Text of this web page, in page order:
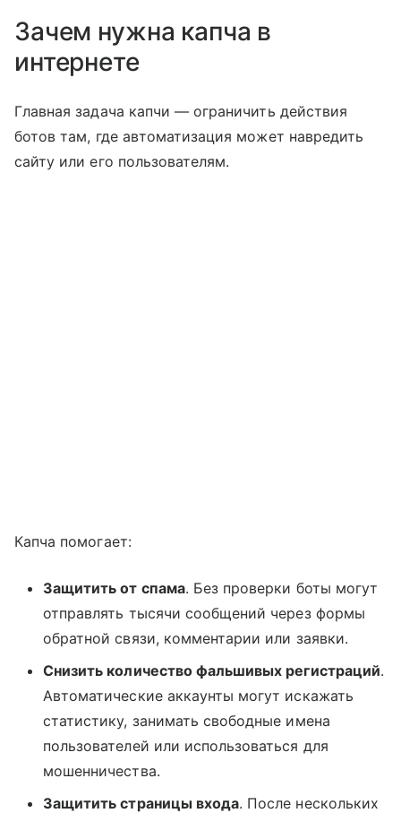
Зачем нужна капча в
интернете
Главная задача капчи — ограничить действия
ботов там, где автоматизация может навредить
сайту или его пользователям.
Капча помогает:
Защитить от спама. Без проверки боты могут
отправлять тысячи сообщений через формы
обратной связи, комментарии или заявки.
Снизить количество фальшивых регистраций.
Автоматические аккаунты могут искажать
статистику, занимать свободные имена
пользователей или использоваться для
мошенничества.
Защитить страницы входа. После нескольких